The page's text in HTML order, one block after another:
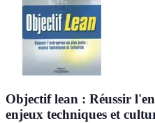
Objectif lean : Réussir
enjeux techniques et